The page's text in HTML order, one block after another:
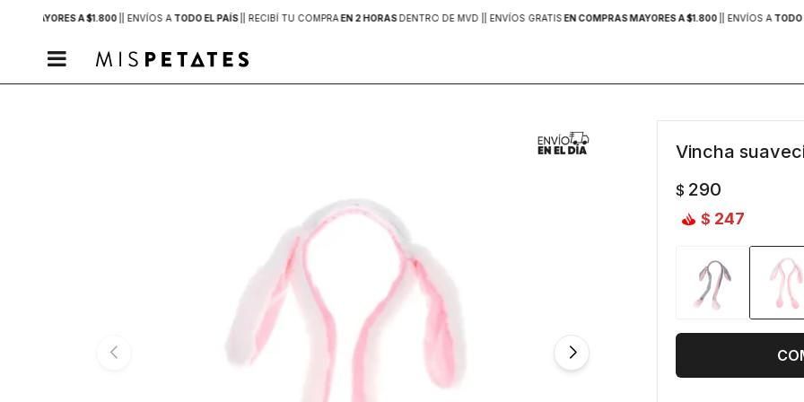
MAYORES A $1.800 | ENVÍOS A TODO EL PAÍS | RECIBÍ TU COMPRAEN 2 HORASDENTRO DE MVD | | ENVÍOS GRATISEN COMPRAS MAYORES A $1.800 | ENVÍOS A TODO

Vincha
$ 290
$ 247